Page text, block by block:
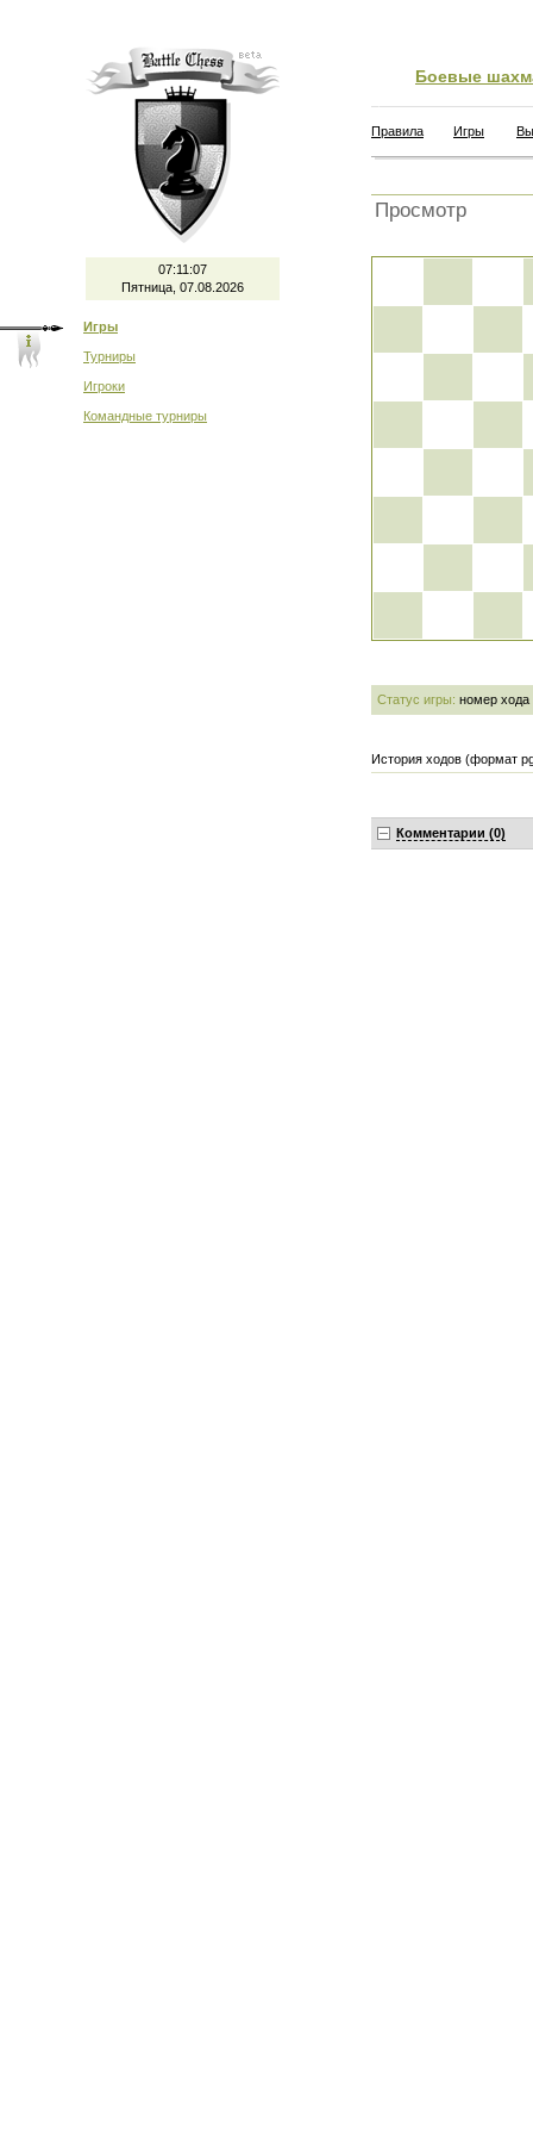
07:11:07
Пятница, 07.08.2026
Игры
Турниры
Игроки
Командные турниры
Боевые
Правила Игры
Просмотр
Статус игры: номер хода
История ходов (формат
Комментарии (0)